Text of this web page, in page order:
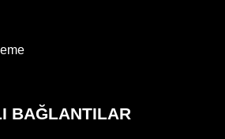
BAĞLANTILAR